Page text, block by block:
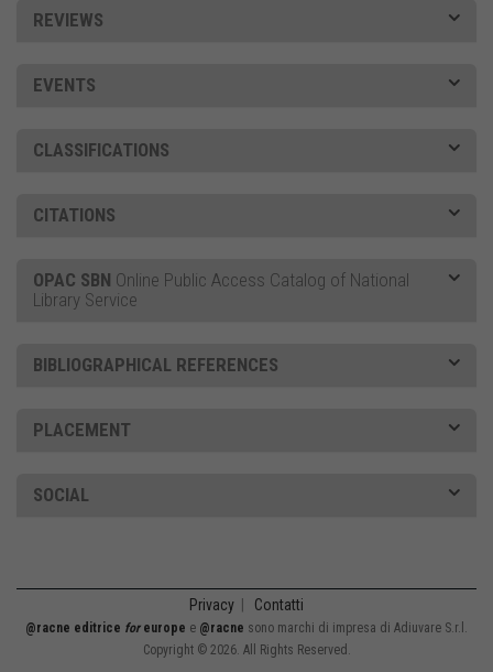
REVIEWS
EVENTS
CLASSIFICATIONS
CITATIONS
OPAC SBN Online Public Access Catalog of National
Library Service
BIBLIOGRAPHICAL REFERENCES
PLACEMENT
SOCIAL
Privacy Contatti
@racne editrice foreurope e @racne sono marchi di impresa di Adiuvare S.r.l.
Copyright © 2026. All Rights Reserved.